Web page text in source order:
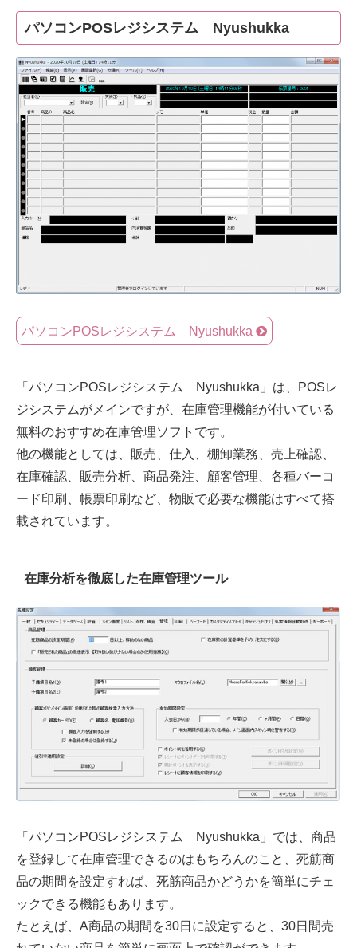
パソコンPOSレジシステム Nyushukka
パソコンPOSレジシステム Nyushukka
「パソコンPOSレジシステム Nyushukka」は、POSレ
ジシステムがメインですが、在庫管理機能が付いている
無料のおすすめ在庫管理ソフトです。
他の機能としては、販売、仕入、棚卸業務、売上確認、
在庫確認、販売分析、商品発注、顧客管理、各種バーコ
ード印刷、帳票印刷など、物販で必要な機能はすべて搭
載されています。
在庫分析を徹底した在庫管理ツール
「パソコンPOSレジシステム Nyushukka」では、商品
を登録して在庫管理できるのはもちろんのこと、死筋商
品の期間を設定すれば、死筋商品かどうかを簡単にチェ
ックできる機能もあります。
たとえば、A商品の期間を30日に設定すると、30日間売